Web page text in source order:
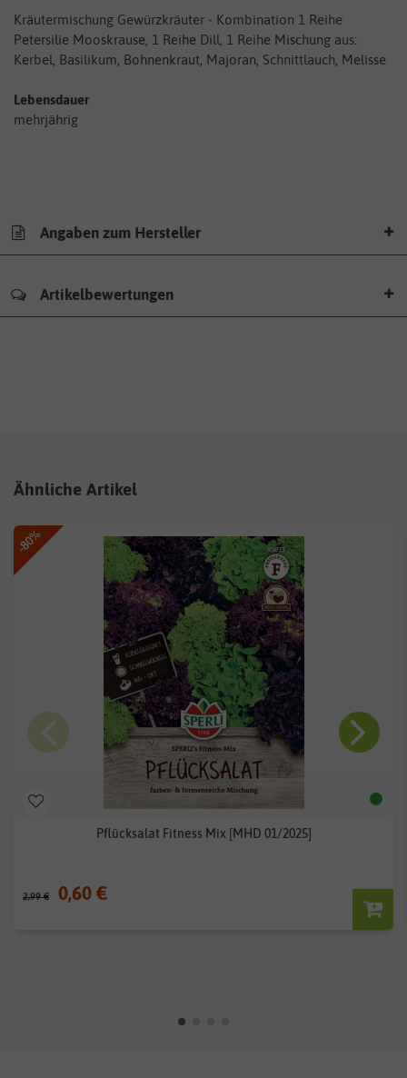
Kräutermischung Gewürzkräuter - Kombination 1 Reihe
Petersilie Mooskrause, 1 Reihe Dill, 1 Reihe Mischung aus:
Kerbel, Basilikum, Bohnenkraut, Majoran, Schnittlauch, Melisse
Lebensdauer
mehrjährig
Angaben zum Hersteller
Artikelbewertungen
Ähnliche Artikel
-80%
Pflücksalat Fitness Mix [MHD 01/2025]
2,99 € 0,60 €